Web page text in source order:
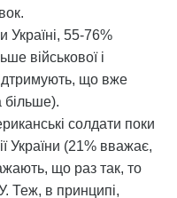
Україні, 55-76%
військової і
що вже
солдати поки
України (21% вважає,
що раз так, то
Теж, в принципі,